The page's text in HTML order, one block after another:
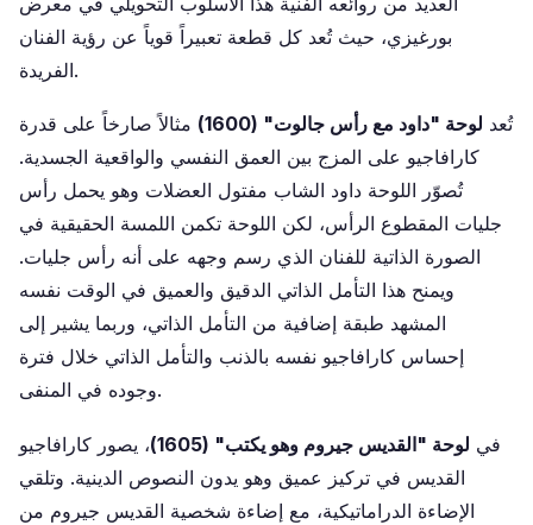
بورغيزي، حيث تُعد كل قطعة تعبيراً قوياً عن رؤية الفنان
الفريدة.
تُعد لوحة "داود مع رأس جالوت" (1600)
مثالاً صارخاً على قدرة
كارافاجيو على المزج بين العمق النفسي والواقعية الجسدية.
تُصوّر اللوحة داود الشاب مفتول العضلات وهو يحمل رأس
جليات المقطوع الرأس، لكن اللوحة تكمن اللمسة الحقيقية في
الصورة الذاتية للفنان الذي رسم وجهه على أنه رأس جليات.
ويمنح هذا التأمل الذاتي الدقيق والعميق في الوقت نفسه
المشهد طبقة إضافية من التأمل الذاتي، وربما يشير إلى
إحساس كارافاجيو نفسه بالذنب والتأمل الذاتي خلال فترة
وجوده في المنفى.
في لوحة "القديس جيروم وهو يكتب" (1605)
، يصور كارافاجيو
القديس في تركيز عميق وهو يدون النصوص الدينية. وتلقي
الإضاءة الدراماتيكية، مع إضاءة شخصية القديس جيروم من